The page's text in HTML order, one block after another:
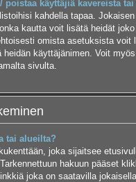
poistaa käyttäjiä kavereista
kahdella tapaa.
kautta voit lisätä heidät
omista asetuksista voit
heidän käyttäjänimen. Voit
sivulta.
tai alueilta?
joka sijaitsee
hakuun pääset
joka on saatavilla